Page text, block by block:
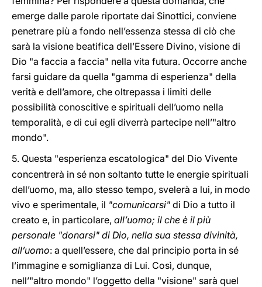
emerge dalle parole riportate dai Sinottici, conviene
penetrare più a fondo nell’essenza stessa di ciò che
sarà la visione beatifica dell’Essere Divino, visione di
Dio "a faccia a faccia" nella vita futura. Occorre anche
farsi guidare da quella "gamma di esperienza" della
verità e dell’amore, che oltrepassa i limiti delle
possibilità conoscitive e spirituali dell’uomo nella
temporalità, e di cui egli diverrà partecipe nell’"altro
mondo".
5. Questa "esperienza escatologica" del Dio Vivente
concentrerà in sé non soltanto tutte le energie spirituali
dell’uomo, ma, allo stesso tempo, svelerà a lui, in modo
vivo e sperimentale, il "comunicarsi" di Dio a tutto il
creato e, in particolare, all’uomo; il che è il più
personale "donarsi" di Dio, nella sua stessa divinità,
all’uomo: a quell’essere, che dal principio porta in sé
l’immagine e somiglianza di Lui. Così, dunque,
nell’"altro mondo" l’oggetto della "visione" sarà quel